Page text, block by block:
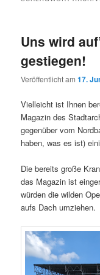
Uns wird
gestiegen!
Veröffentlicht am17.
Vielleicht ist Ihnen
Magazin des
gegenüber vom
haben, was es ist)
Die bereits große
das Magazin ist
würden die wilden
aufs Dach umziehen.